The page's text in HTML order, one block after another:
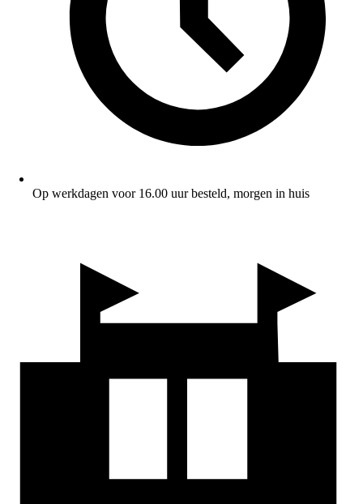
Op werkdagen voor 16.00 uur besteld, morgen in huis